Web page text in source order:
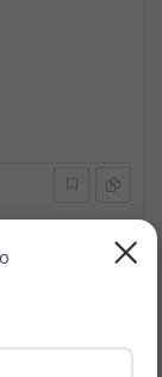
Все цены